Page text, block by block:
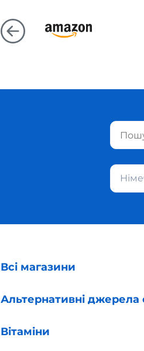
Всі магазини
Альтернативні джерела
Вітаміни